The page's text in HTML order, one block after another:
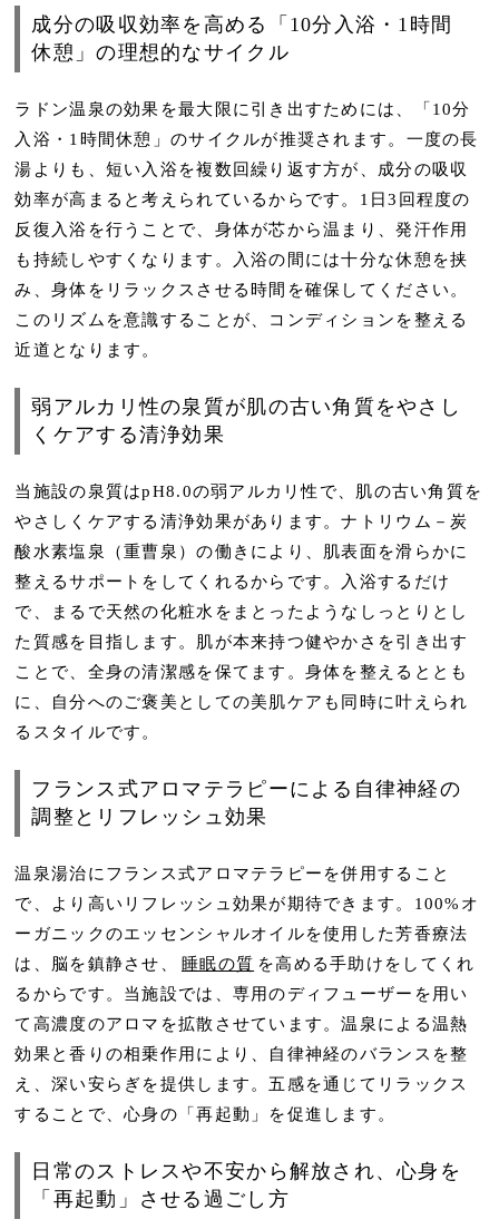
成分の吸収効率を高める「10分入浴・1時間
休憩」の理想的なサイクル
ラドン温泉の効果を最大限に引き出すためには、「10分
入浴・1時間休憩」のサイクルが推奨されます。一度の長
湯よりも、短い入浴を複数回繰り返す方が、成分の吸収
効率が高まると考えられているからです。1日3回程度の
反復入浴を行うことで、身体が芯から温まり、発汗作用
も持続しやすくなります。入浴の間には十分な休憩を挟
み、身体をリラックスさせる時間を確保してください。
このリズムを意識することが、コンディションを整える
近道となります。
弱アルカリ性の泉質が肌の古い角質をやさし
くケアする清浄効果
当施設の泉質はpH8.0の弱アルカリ性で、肌の古い角質を
やさしくケアする清浄効果があります。ナトリウム－炭
酸水素塩泉（重曹泉）の働きにより、肌表面を滑らかに
整えるサポートをしてくれるからです。入浴するだけ
で、まるで天然の化粧水をまとったようなしっとりとし
た質感を目指します。肌が本来持つ健やかさを引き出す
ことで、全身の清潔感を保てます。身体を整えるととも
に、自分へのご褒美としての美肌ケアも同時に叶えられ
るスタイルです。
フランス式アロマテラピーによる自律神経の
調整とリフレッシュ効果
温泉湯治にフランス式アロマテラピーを併用すること
で、より高いリフレッシュ効果が期待できます。100%オ
ーガニックのエッセンシャルオイルを使用した芳香療法
は、脳を鎮静させ、
睡眠の質 を高める手助けをしてくれ
るからです。当施設では、専用のディフューザーを用い
て高濃度のアロマを拡散させています。温泉による温熱
効果と香りの相乗作用により、自律神経のバランスを整
え、深い安らぎを提供します。五感を通じてリラックス
することで、心身の「再起動」を促進します。
日常のストレスや不安から解放され、心身を
「再起動」させる過ごし方